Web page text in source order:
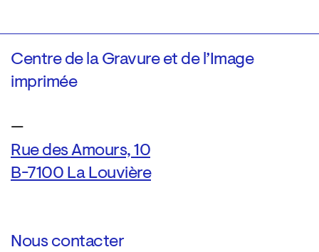
Centre de la Gravure et de l’Image
imprimée
—
Rue des Amours, 10
B-7100 La Louvière
Nous contacter